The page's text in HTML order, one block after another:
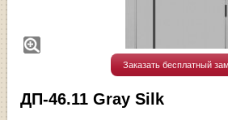
Заказать бесплатный
ДП-46.11 Gray Silk